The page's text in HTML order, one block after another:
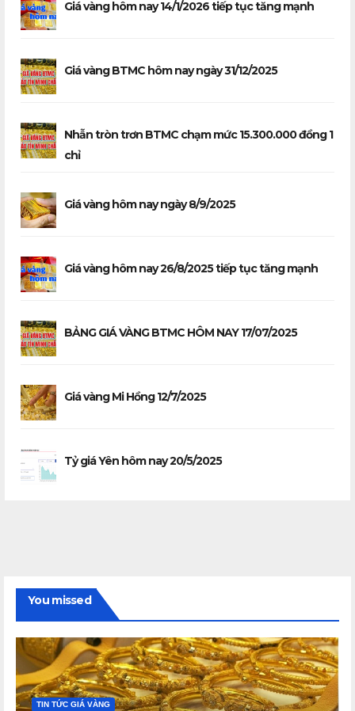
Giá vàng hôm nay 14/1/2026 tiếp tục tăng mạnh
Giá vàng BTMC hôm nay ngày 31/12/2025
Nhẫn tròn trơn BTMC chạm mức 15.300.000 đồng 1
chỉ
Giá vàng hôm nay ngày 8/9/2025
Giá vàng hôm nay 26/8/2025 tiếp tục tăng mạnh
BẢNG GIÁ VÀNG BTMC HÔM NAY 17/07/2025
Giá vàng Mi Hồng 12/7/2025
Tỷ giá Yên hôm nay 20/5/2025
You missed
TIN TỨC GIÁ VÀNG